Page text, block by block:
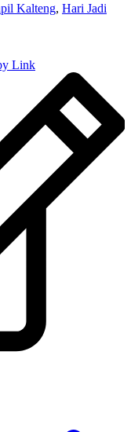
Kalteng, Hari Jadi
Link